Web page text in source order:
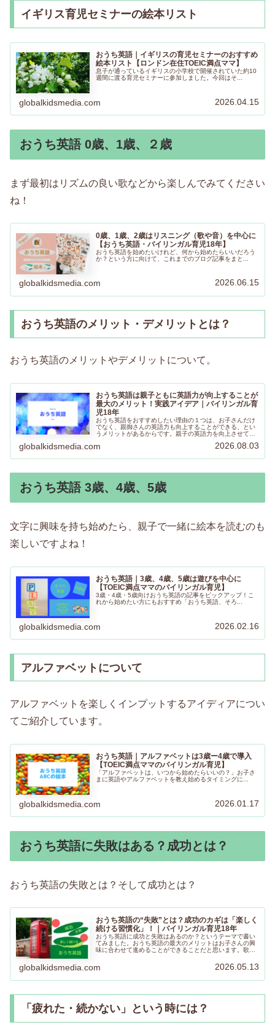
イギリス育児セミナーの絵本リスト
おうち英語｜イギリスの育児セミナーのおすすめ
絵本リスト【ロンドン在住TOEIC満点ママ】
息子が通っているイギリスの小学校で開催されていた約10
週間に渡る育児セミナーに参加しました。今回はそ...
globalkidsmedia.com 2026.04.15
おうち英語 0歳、1歳、２歳
まず最初はリズムの良い歌などから楽しんでみてください
ね！
0歳、1歳、2歳はリスニング（歌や音）を中心に
【おうち英語・バイリンガル育児18年】
おうち英語を始めたいけれど、何から始めたらいいだろう
か？という方に向けて、これまでのブログ記事をまと...
globalkidsmedia.com 2026.06.15
おうち英語のメリット・デメリットとは？
おうち英語のメリットやデメリットについて。
おうち英語は親子ともに英語力が向上することが
最大のメリット！実践アイデア｜バイリンガル育
児18年
おうち英語をおすすめしたい理由の１つは、お子さんだけ
でなく、親御さんの英語力も向上することができる、とい
うメリットがあるからです。親子の英語力を向上させて一
とができたら素敵ですよね！
globalkidsmedia.com 2026.08.03
おうち英語 3歳、4歳、5歳
文字に興味を持ち始めたら、親子で一緒に絵本を読むのも
楽しいですよね！
おうち英語｜3歳、4歳、5歳は遊びを中心に
【TOEIC満点ママのバイリンガル育児】
3歳・4歳・5歳向けおうち英語の記事をピックアップ！こ
れから始めたい方にもおすすめ「おうち英語、そろ...
globalkidsmedia.com 2026.02.16
アルファベットについて
アルファベットを楽しくインプットするアイディアについ
てご紹介しています。
おうち英語｜アルファベットは3歳ー4歳で導入
【TOEIC満点ママのバイリンガル育児】
「アルファベットは、いつから始めたらいいの？」お子さ
まに英語やアルファベットを教え始めるタイミングに...
globalkidsmedia.com 2026.01.17
おうち英語に失敗はある？成功とは？
おうち英語の失敗とは？そして成功とは？
おうち英語の“失敗”とは？成功のカギは「楽しく
続ける習慣化」！｜バイリンガル育児18年
おうち英語に成功と失敗はあるのか？というテーマで書い
てみました。おうち英語の最大のメリットはお子さんの興
味に合わせて進めることができることだと思います。歌や
globalkidsmedia.com 2026.05.13
「疲れた・続かない」という時には？